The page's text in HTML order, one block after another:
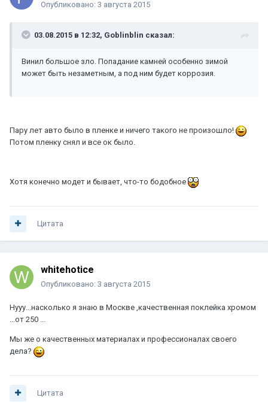
Опубликовано: 3 августа 2015
03.08.2015 в 12:32, Goblinblin сказал:
Винил большое зло. Попадание камней особенно зимой
может быть незаметным, а под ним будет коррозия.
Пару лет авто было в пленке и ничего такого не произошло!
Потом пленку снял и все ок было.
Хотя конечно модет и бывает, что-то бодобное
Цитата
whitehotice
Опубликовано: 3 августа 2015
Нууу...насколько я знаю в Москве ,качественная поклейка хромом
...от 250 ...
Мы же о качественных материалах и профессионалах своего
дела?
Цитата